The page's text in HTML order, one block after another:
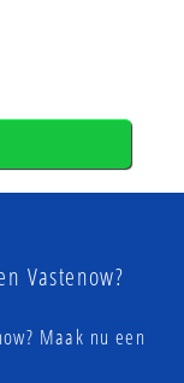
Vastenow?
Maak nu een